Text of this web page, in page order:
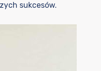
sukcesów.